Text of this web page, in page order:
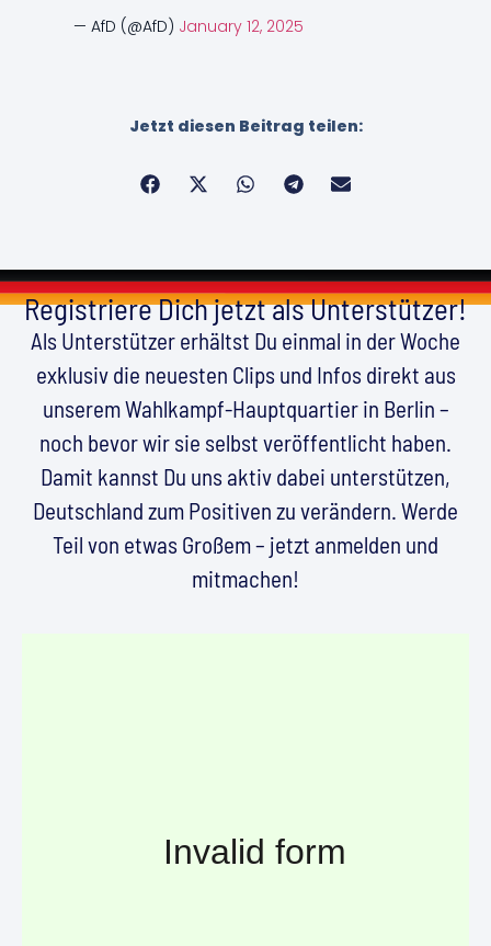
— AfD (@AfD) January 12, 2025
Jetzt diesen Beitrag teilen:
Registriere Dich jetzt als Unterstützer!
Als Unterstützer erhältst Du einmal in der Woche
exklusiv die neuesten Clips und Infos direkt aus
unserem Wahlkampf-Hauptquartier in Berlin –
noch bevor wir sie selbst veröffentlicht haben.
Damit kannst Du uns aktiv dabei unterstützen,
Deutschland zum Positiven zu verändern. Werde
Teil von etwas Großem – jetzt anmelden und
mitmachen!